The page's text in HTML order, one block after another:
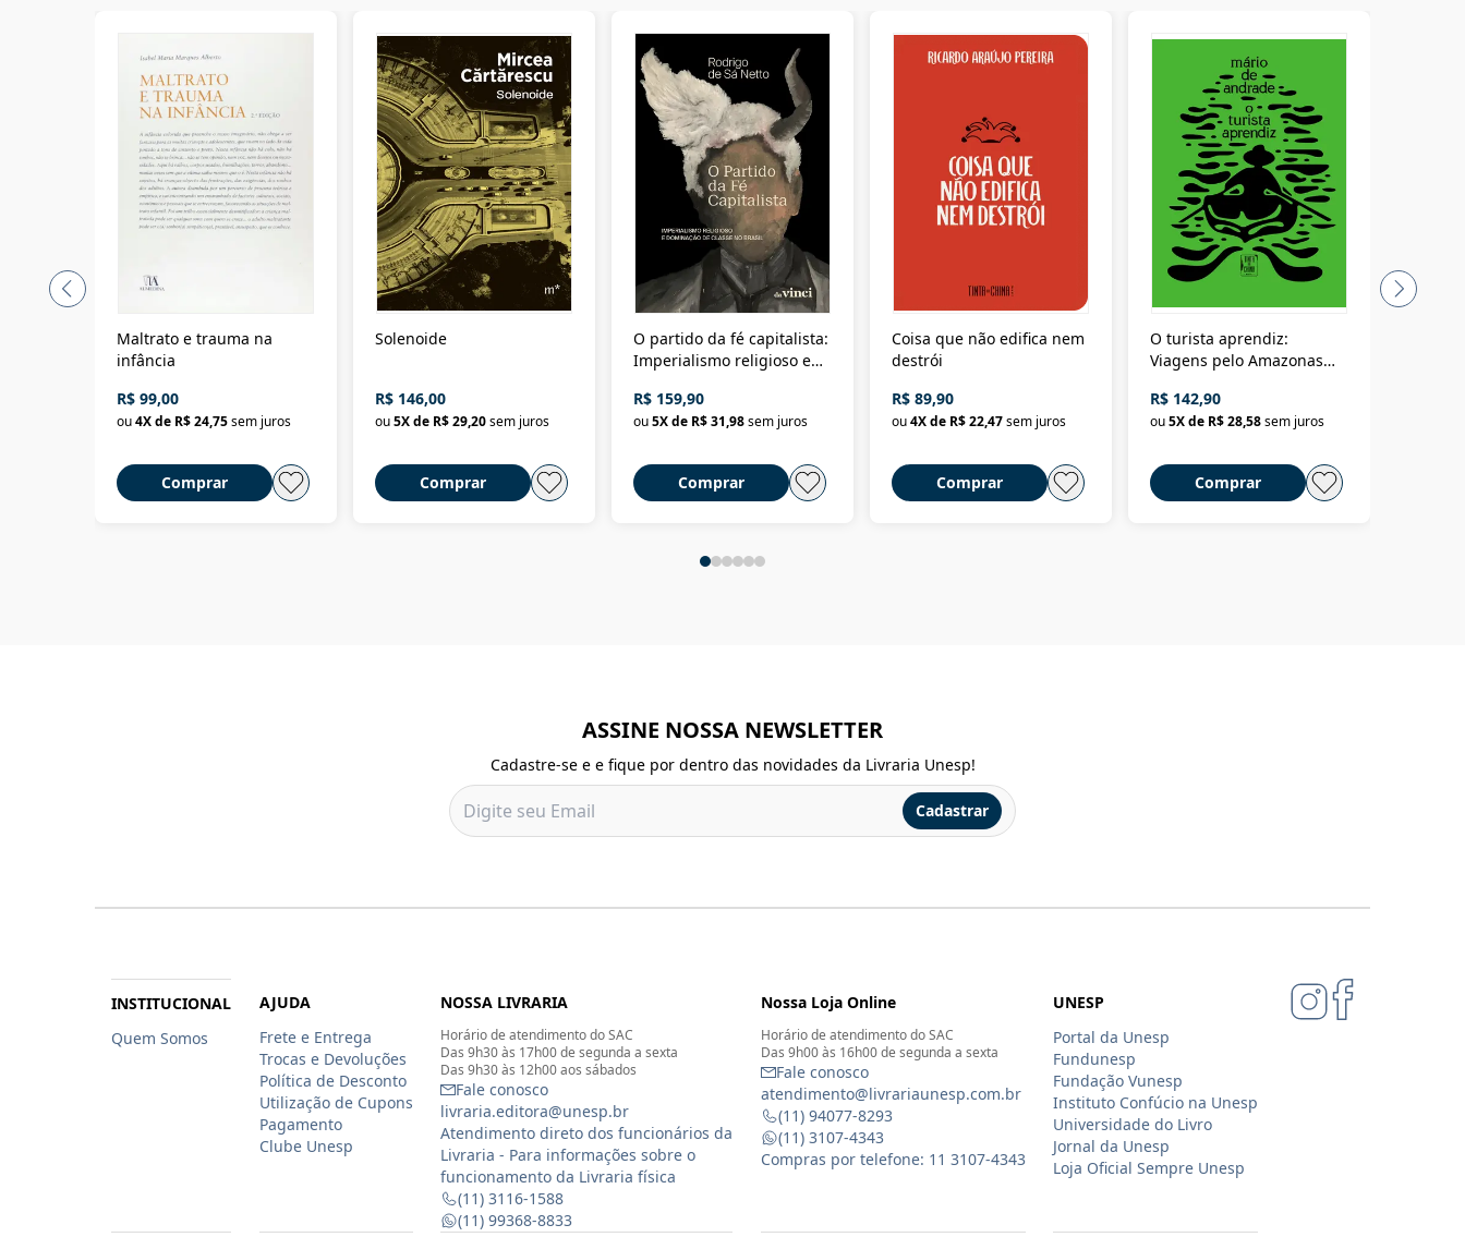
Maltrato e trauma na
infância
R$ 99,00
ou4X de R$ 24,75sem juros
Comprar
Solenoide
R$ 146,00
ou5X de R$ 29,20sem juros
Comprar
O partido da fé capitalista:
Imperialismo religioso e
Brasil
R$ 159,90
ou5X de R$ 31,98sem juros
Comprar
Coisa que não edifica nem
destrói
R$ 89,90
ou4X de R$ 22,47sem juros
Comprar
O turista aprendiz:
Viagens pelo Amazonas
até a Bolívia e por Marajó
até dizer chega
R$ 142,90
ou5X de R$ 28,58sem juros
Comprar
ASSINE NOSSA NEWSLETTER
Cadastre-se e e fique por dentro das novidades da Livraria Unesp!
Cadastrar
INSTITUCIONAL
Quem Somos
AJUDA
Frete e Entrega
Trocas e Devoluções
Política de Desconto
Utilização de Cupons
Pagamento
Clube Unesp
NOSSA LIVRARIA
Horário de atendimento do SAC
Das 9h30 às 17h00 de segunda a sexta
Das 9h30 às 12h00 aos sábados
Fale conosco
livraria.editora@unesp.br
Atendimento direto dos funcionários da
Livraria - Para informações sobre o
funcionamento da Livraria física
(11) 3116-1588
(11) 99368-8833
Nossa Loja Online
Horário de atendimento do SAC
Das 9h00 às 16h00 de segunda a sexta
Fale conosco
atendimento@livrariaunesp.com.br
(11) 94077-8293
(11) 3107-4343
Compras por telefone: 11 3107-4343
UNESP
Portal da Unesp
Fundunesp
Fundação Vunesp
Instituto Confúcio na Unesp
Universidade do Livro
Jornal da Unesp
Loja Oficial Sempre Unesp